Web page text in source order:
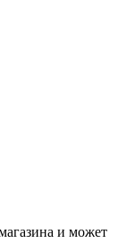
и может